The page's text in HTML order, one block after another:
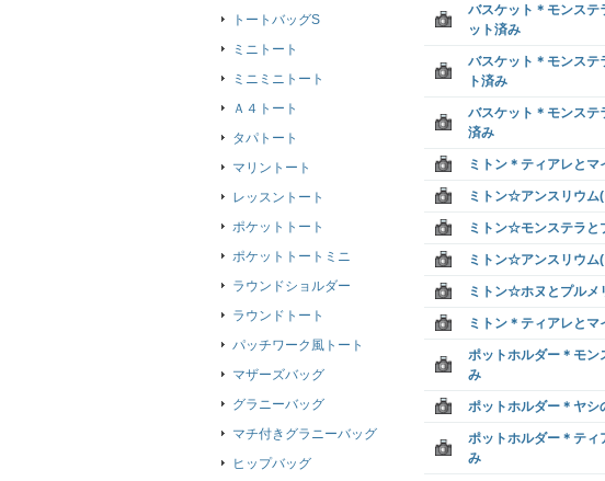
バスケット＊モンステ
ット済み
バスケット＊モンステ
ト済み
バスケット＊モンステ
済み
ミトン＊ティアレと
ミトン☆アンスリウ
ミトン☆モンステラ
ミトン☆アンスリウ
ミトン☆ホヌとプル
ミトン＊ティアレと
ポットホルダー＊モン
み
ポットホルダー＊ヤシ
ポットホルダー＊ティ
み
トートバッグS
ミニトート
ミニミニトート
Ａ４トート
タパトート
マリントート
レッスントート
ポケットトート
ポケットトートミニ
ラウンドショルダー
ラウンドトート
パッチワーク風トート
マザーズバッグ
グラニーバッグ
マチ付きグラニーバッグ
ヒップバッグ